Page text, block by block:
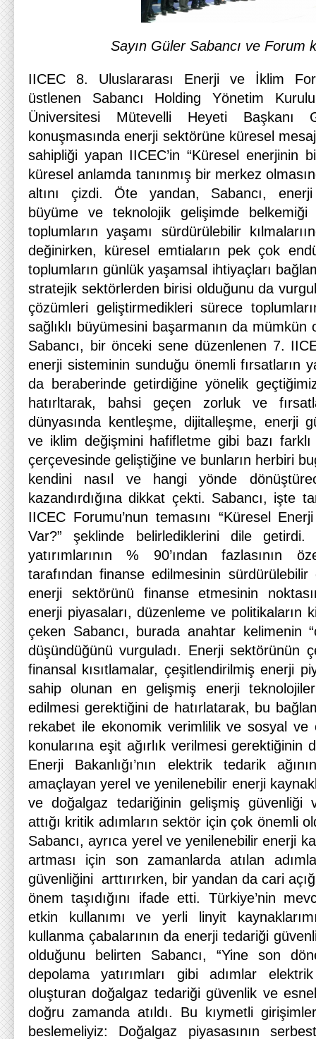
Sayın Güler Sabancı ve Forum
IICEC 8. Uluslararası Enerji ve İklim
üstlenen Sabancı Holding Yönetim
Üniversitesi Mütevelli Heyeti Başkanı
konuşmasında enerji sektörüne küresel
sahipliği yapan IICEC’in “Küresel enerjinin
küresel anlamda tanınmış bir merkez
altını çizdi. Öte yandan, Sabancı,
büyüme ve teknolojik gelişimde
toplumların yaşamı sürdürülebilir
değinirken, küresel emtiaların pek çok
toplumların günlük yaşamsal ihtiyaçları
stratejik sektörlerden birisi olduğunu da
çözümleri geliştirmedikleri sürece
sağlıklı büyümesini başarmanın da mümkün
Sabancı, bir önceki sene düzenlenen 7.
enerji sisteminin sunduğu önemli fırsatların
da beraberinde getirdiğine yönelik
hatırltarak, bahsi geçen zorluk ve
dünyasında kentleşme, dijitalleşme, enerji
ve iklim değişmini hafifletme gibi bazı
çerçevesinde geliştiğine ve bunların herbiri
kendini nasıl ve hangi yönde
kazandırdığına dikkat çekti. Sabancı, işte
IICEC Forumu’nun temasını “Küresel
Var?” şeklinde belirlediklerini dile
yatırımlarının % 90’ından fazlasının
tarafından finanse edilmesinin sürdürülebilir
enerji sektörünü finanse etmesinin
enerji piyasaları, düzenleme ve politikaların
çeken Sabancı, burada anahtar kelimenin
düşündüğünü vurguladı. Enerji sektörünün
finansal kısıtlamalar, çeşitlendirilmiş enerji
sahip olunan en gelişmiş enerji
edilmesi gerektiğini de hatırlatarak, bu
rekabet ile ekonomik verimlilik ve sosyal ve
konularına eşit ağırlık verilmesi gerektiğinin
Enerji Bakanlığı’nın elektrik tedarik
amaçlayan yerel ve yenilenebilir enerji
ve doğalgaz tedariğinin gelişmiş güvenliği
attığı kritik adımların sektör için çok önemli
Sabancı, ayrıca yerel ve yenilenebilir enerji
artması için son zamanlarda atılan
güvenliğini arttırırken, bir yandan da cari
önem taşıdığını ifade etti. Türkiye’nin
etkin kullanımı ve yerli linyit
kullanma çabalarının da enerji tedariği
olduğunu belirten Sabancı, “Yine son
depolama yatırımları gibi adımlar
oluşturan doğalgaz tedariği güvenlik ve
doğru zamanda atıldı. Bu kıymetli
beslemeliyiz: Doğalgaz piyasasının